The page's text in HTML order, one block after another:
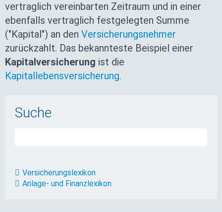
vertraglich vereinbarten Zeitraum und in einer
ebenfalls vertraglich festgelegten Summe
("Kapital") an den Versicherungsnehmer
zurückzahlt. Das bekannteste Beispiel einer
Kapitalversicherung ist die
Kapitallebensversicherung.
Suche
Versicherungslexikon
Anlage- und Finanzlexikon